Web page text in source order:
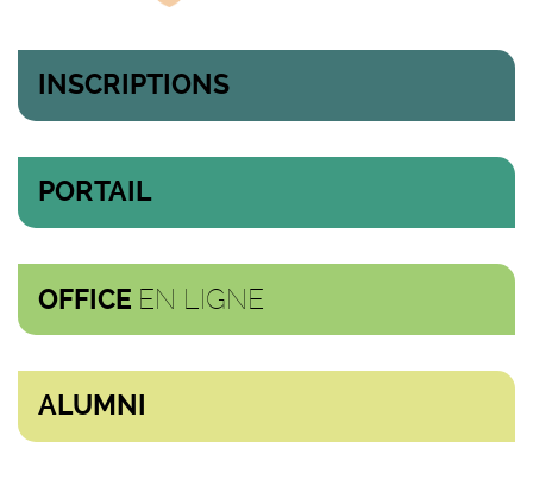
INSCRIPTIONS
PORTAIL
OFFICE EN LIGNE
ALUMNI